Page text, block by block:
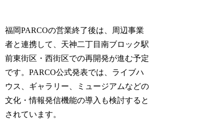
福岡PARCOの営業終了後は、周辺事業
者と連携して、天神二丁目南ブロック駅
前東街区・西街区での再開発が進む予定
です。PARCO公式発表では、ライブハ
ウス、ギャラリー、ミュージアムなどの
文化・情報発信機能の導入も検討すると
されています。